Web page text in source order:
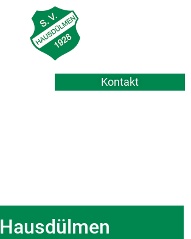
Kontakt
Hausdülmen